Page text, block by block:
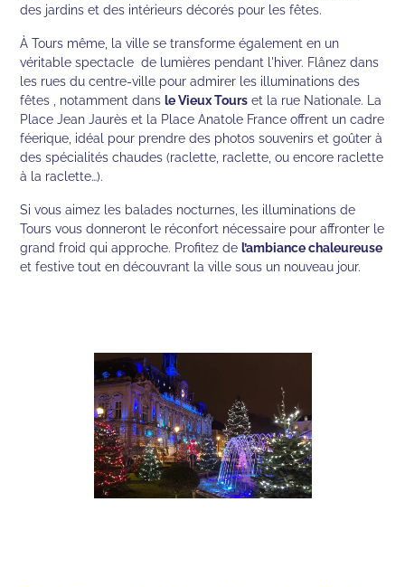
des jardins et des intérieurs décorés pour les fêtes.
À Tours même, la ville se transforme également en un
véritable spectacle de lumières pendant l'hiver. Flânez dans
les rues du centre-ville pour admirer les illuminations des
fêtes , notamment dansle Vieux Tours et la rue Nationale. La
Place Jean Jaurès et la Place Anatole France offrent un cadre
féerique, idéal pour prendre des photos souvenirs et goûter à
des spécialités chaudes (raclette, raclette, ou encore raclette
à la raclette…).
Si vous aimez les balades nocturnes, les illuminations de
Tours vous donneront le réconfort nécessaire pour affronter le
grand froid qui approche. Profitez del’ambiance chaleureuse
et festive tout en découvrant la ville sous un nouveau jour.